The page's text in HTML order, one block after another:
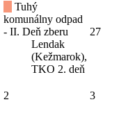
Tuhý
komunálny odpad
- II. Deň zberu
Lendak
(Kežmarok),
TKO 2. deň
27
2
3